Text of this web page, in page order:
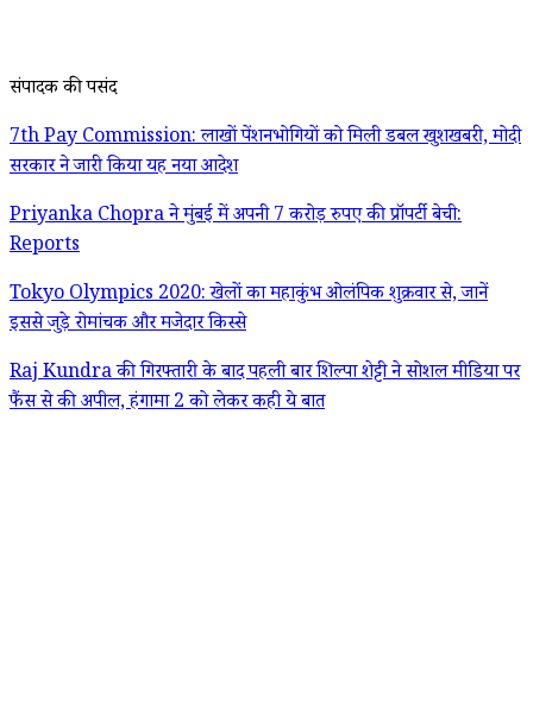
संपादक की पसंद
7th Pay Commission: लाखों पेंशनभोगियों को मिली डबल खुशखबरी, मोदी
सरकार ने जारी किया यह नया आदेश
Priyanka Chopra ने मुंबई में अपनी 7 करोड़ रुपए की प्रॉपर्टी बेची:
Reports
Tokyo Olympics 2020: खेलों का महाकुंभ ओलंपिक शुक्रवार से, जानें
इससे जुड़े रोमांचक और मजेदार किस्से
Raj Kundra की गिरफ्तारी के बाद पहली बार शिल्पा शेट्टी ने सोशल मीडिया पर
फैंस से की अपील, हंगामा 2 को लेकर कही ये बात